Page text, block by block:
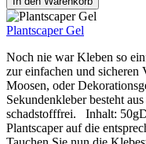
Plantscaper Gel
Noch nie war Kleben so
zur einfachen und
Moosen, oder
Sekundenkleber besteht
schadstofffrei. Inhalt:
Plantscaper auf die